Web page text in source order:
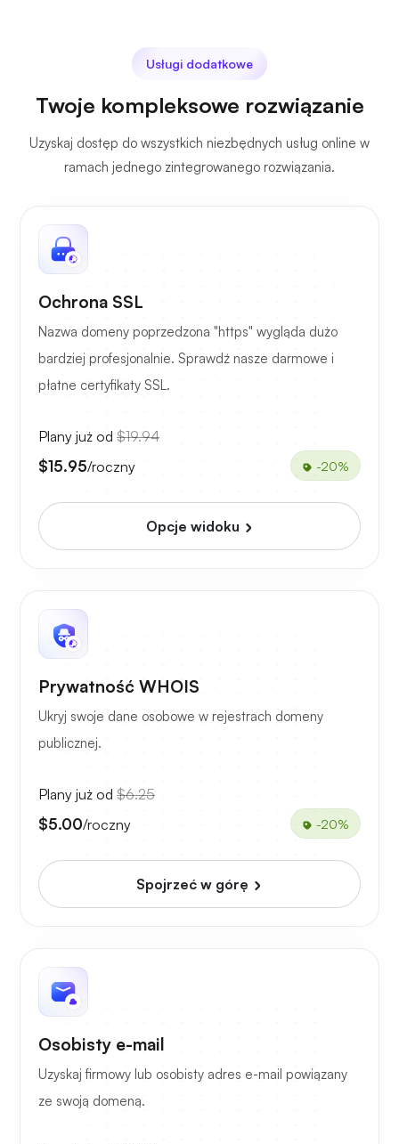
Usługi dodatkowe
Twoje kompleksowe rozwiązanie
Uzyskaj dostęp do wszystkich niezbędnych usług online w
ramach jednego zintegrowanego rozwiązania.
Ochrona SSL
Nazwa domeny poprzedzona "https" wygląda dużo
bardziej profesjonalnie. Sprawdź nasze darmowe i
płatne certyfikaty SSL.
Plany już od $19.94
$15.95/roczny -20%
Opcje widoku
Prywatność WHOIS
Ukryj swoje dane osobowe w rejestrach domeny
publicznej.
Plany już od $6.25
$5.00/roczny -20%
Spojrzeć w górę
Osobisty e-mail
Uzyskaj firmowy lub osobisty adres e-mail powiązany
ze swoją domeną.